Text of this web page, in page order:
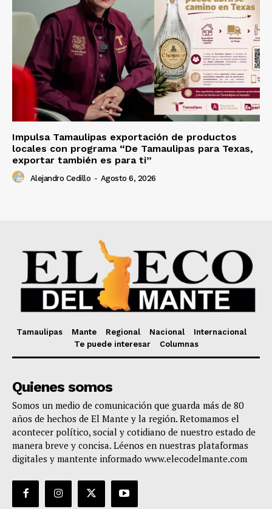
Impulsa Tamaulipas exportación de productos
locales con programa “De Tamaulipas para Texas,
exportar también es para ti”
Alejandro Cedillo - Agosto 6, 2026
Tamaulipas Mante Regional Nacional
Internacional
Te puede interesar
Columnas
Quienes somos
Somos un medio de comunicación que guarda más de 80
años de hechos de El Mante y la región. Retomamos el
acontecer político, social y cotidiano de nuestro estado de
manera breve y concisa. Léenos en nuestras plataformas
digitales y mantente informado www.elecodelmante.com